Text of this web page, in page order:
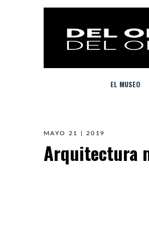
EL MUSEO
MAYO 21 | 2019
Arquitectura